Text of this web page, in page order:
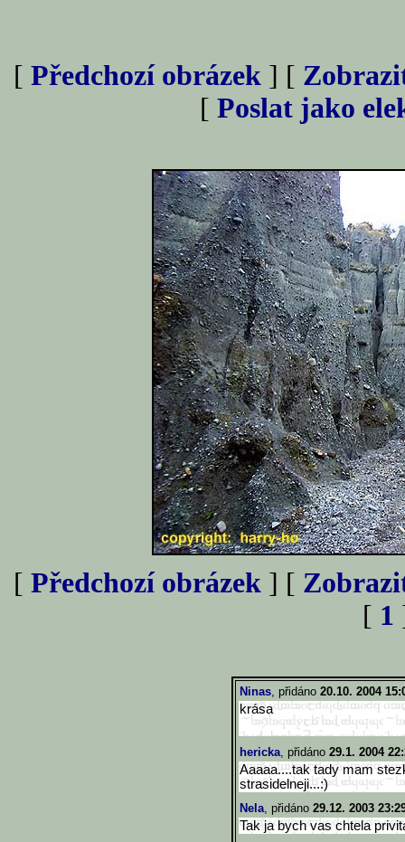
[ Předchozí obrázek ] [
[ Poslat jako
[ Předchozí obrázek ] [
[ 1
Ninas, přidáno 20.10. 2004
krása
hericka, přidáno 29.1. 2004
Aaaaa....tak tady mam
strasidelneji...:)
Nela, přidáno 29.12. 2003
Tak ja bych vas chtela